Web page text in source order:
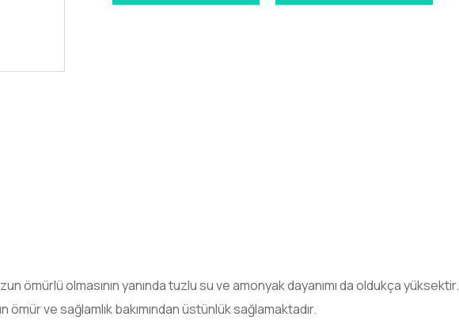
ömürlü olmasının yanında tuzlu su ve amonyak dayanımı da oldukça yüksektir.
ve sağlamlık bakımından üstünlük sağlamaktadır.